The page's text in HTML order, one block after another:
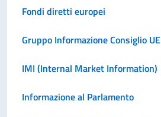
Fondi diretti europei
Gruppo Informazione Consiglio UE
IMI (Internal Market Information)
Informazione al Parlamento